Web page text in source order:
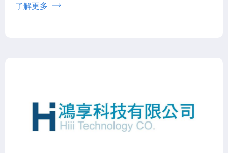
了解更多